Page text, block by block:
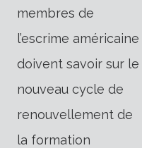
de
l’article
membres de
l’escrime américaine
doivent savoir sur le
nouveau cycle de
renouvellement de
la formation